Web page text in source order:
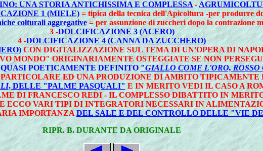
UNA STORIA ANTICHISSIMA E COMPLESSA -
1 (MIELE)= tipica della tecnica dell'Apicoltura -per produrre
colturali aggregative = per assunzione di zuccheri dopo la contrazione
3 -DOLCIFICAZIONE 3 (ACERO)
4 -DOLCIFICAZIONE 4 (CANNA DA ZUCCHERO)
CON DIGITALIZZAZIONE SUL TEMA DI UN'OPERA DI
MONDO" ORIGINARIAMENTE OSTEGGIATE SE NON
POETICAMENTE DEFINITO"GIALLO COME L'ORO,
ED UNA PRODUZIONE DI AMBITO TIPICAMENTE
, DELLE "PALME PASQUALI" E IN MERITO VEDI IL CASO A
DI FRANCESCO REDI - IL COMPLESSO DIBATTITO IN
ECCO VARI TIPI DI INTEGRATORI NECESSARI IN
IMPORTANZADEL SALE E DEL CONTROLLO DELLE "VIE
RIPR. B. DURANTE DA ORIGINALE